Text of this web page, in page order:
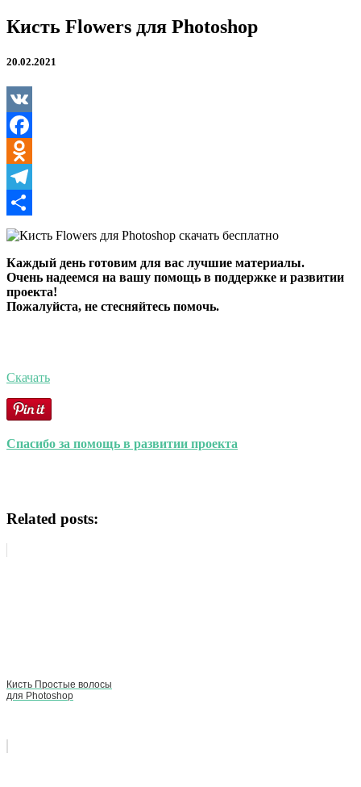
Кисть
Flowers
Photoshop
Кисть Flowers для Photoshop
20.02.2021
VK
Facebook
Odnoklassniki
Telegram
Отправить
Каждый день готовим для вас лучшие материалы.
Очень надеемся на вашу помощь в поддержке и развитии
проекта!
Пожалуйста, не стесняйтесь помочь.
Скачать
Спасибо за помощь в развитии проекта
Related posts:
Кисть Простые волосы
для Photoshop